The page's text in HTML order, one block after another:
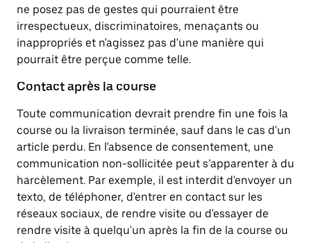
ne posez pas de gestes qui pourraient être
irrespectueux, discriminatoires, menaçants ou
inappropriés et n'agissez pas d'une manière qui
pourrait être perçue comme telle.
Contact après la course
Toute communication devrait prendre fin une fois la
course ou la livraison terminée, sauf dans le cas d'un
article perdu. En l'absence de consentement, une
communication non-sollicitée peut s’apparenter à du
harcèlement. Par exemple, il est interdit d'envoyer un
texto, de téléphoner, d'entrer en contact sur les
réseaux sociaux, de rendre visite ou d'essayer de
rendre visite à quelqu'un après la fin de la course ou